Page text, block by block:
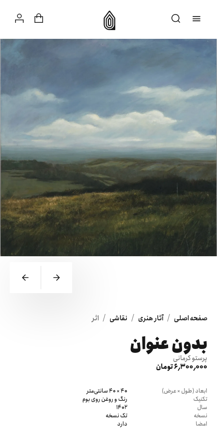
صفحه اصلی / آثار هنری / نقاشی / اثر
بدون عنوان
پرستو کرمانی
6٬300٬000 تومان
ابعاد (طول × عرض)
40 × 40 سانتی‌متر
تکنیک
رنگ و روغن روی بوم
سال
1402
نسخه
تک نسخه
امضا
دارد